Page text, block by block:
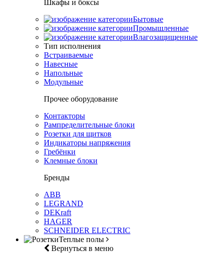
Шкафы и боксы
Бытовые
Промышленные
Влагозащищенные
Тип исполнения
Встраиваемые
Навесные
Напольные
Модульные
Прочее оборудование
Контакторы
Рампределительные блоки
Розетки для щитков
Индикаторы напряжения
Гребёнки
Клемные блоки
Бренды
ABB
LEGRAND
DEKraft
HAGER
SCHNEIDER ELECTRIC
Теплые полы
Вернуться в меню